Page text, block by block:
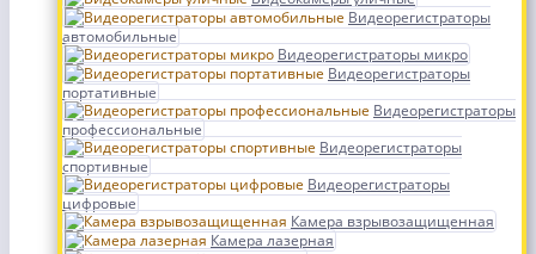
Видеорегистраторы
автомобильные
Видеорегистраторы микро
Видеорегистраторы
портативные
Видеорегистраторы
профессиональные
Видеорегистраторы
спортивные
Видеорегистраторы
цифровые
Камера взрывозащищенная
Камера лазерная